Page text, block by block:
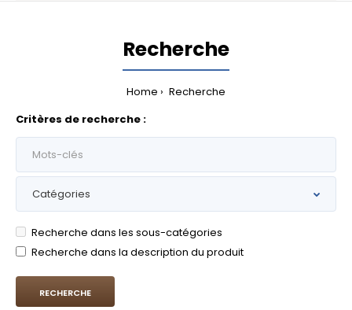
Recherche
Home
Recherche
Critères de recherche :
Recherche dans les sous-catégories
Recherche dans la description du produit